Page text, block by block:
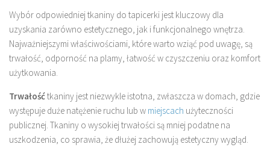
Wybór odpowiedniej tkaniny do tapicerki jest kluczowy dla
uzyskania zarówno estetycznego, jak i funkcjonalnego wnętrza.
Najważniejszymi właściwościami, które warto wziąć pod uwagę, są
trwałość, odporność na plamy, łatwość w czyszczeniu oraz komfort
użytkowania.
Trwałośćtkaniny jest niezwykle istotna, zwłaszcza w domach, gdzie
występuje duże natężenie ruchu lub w miejscach użyteczności
publicznej. Tkaniny o wysokiej trwałości są mniej podatne na
uszkodzenia, co sprawia, że dłużej zachowują estetyczny wygląd.